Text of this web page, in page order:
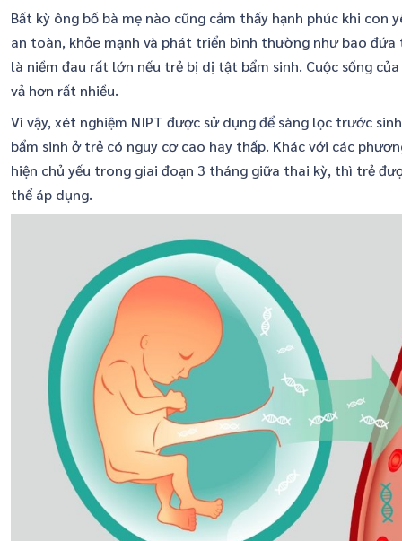
Bất kỳ ông bố bà mẹ nào cũng cảm thấy hạnh phúc khi con
an toàn, khỏe mạnh và phát triển bình thường như bao đứa
là niềm đau rất lớn nếu trẻ bị dị tật bẩm sinh. Cuộc sống
vả hơn rất nhiều.
Vì vậy, xét nghiệm NIPT được sử dụng để sàng lọc trước
bẩm sinh ở trẻ có nguy cơ cao hay thấp. Khác với các
hiện chủ yếu trong giai đoạn 3 tháng giữa thai kỳ, thì trẻ
thể áp dụng.